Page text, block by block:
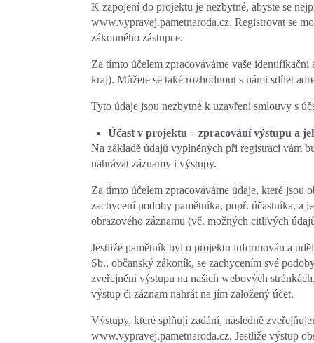
K zapojení do projektu je nezbytné, abyste se
www.vypravej.pametnaroda.cz. Registrovat se
zákonného zástupce.
Za tímto účelem zpracováváme vaše
kraj). Můžete se také rozhodnout s námi sdílet
Tyto údaje jsou nezbytné k uzavření smlouvy s
Účast v projektu – zpracování výstupu a
Na základě údajů vyplněných při registraci vám
nahrávat záznamy i výstupy.
Za tímto účelem zpracováváme údaje, které jsou
zachycení podoby pamětníka, popř. účastníka, a
obrazového záznamu (vč. možných citlivých
Jestliže pamětník byl o projektu informován a
Sb., občanský zákoník, se zachycením své
zveřejnění výstupu na našich webových
výstup či záznam nahrát na jím založený účet.
Výstupy, které splňují zadání, následně
www.vypravej.pametnaroda.cz. Jestliže výstup